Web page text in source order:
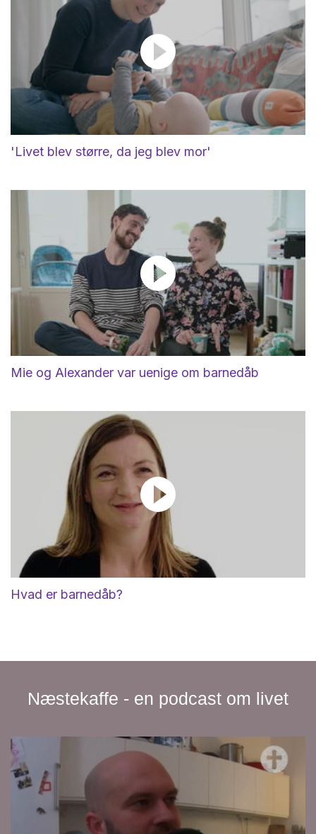
'Livet blev større, da jeg blev mor'
Mie og Alexander var uenige om barnedåb
Hvad er barnedåb?
Næstekaffe - en podcast om livet